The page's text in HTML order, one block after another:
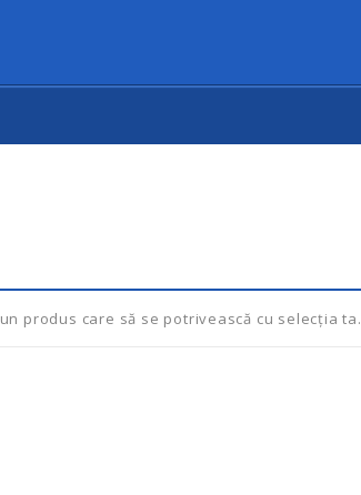
produs care să se potrivească cu selecția ta.